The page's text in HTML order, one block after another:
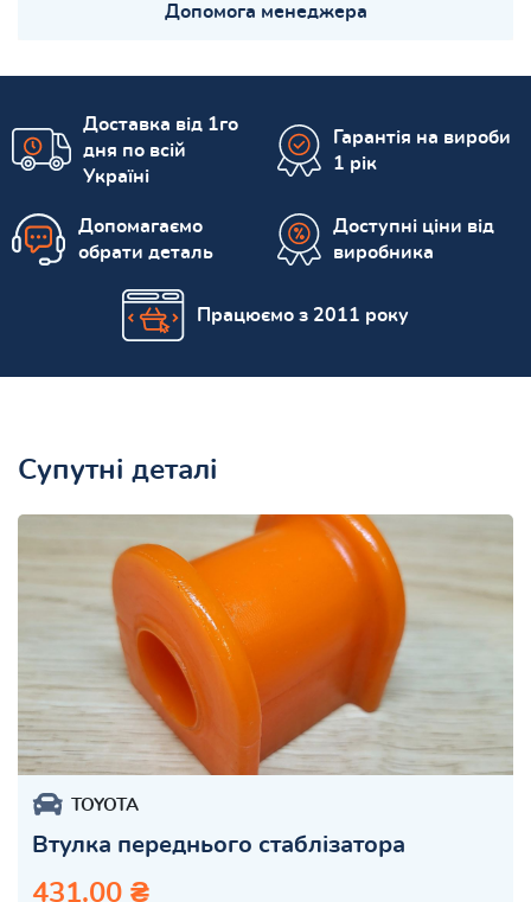
Допомога менеджера
Доставка від 1го
дня по всій
Україні
Гарантія на вироби
1 рік
Допомагаємо
обрати деталь
Доступні ціни від
виробника
Працюємо з 2011 року
Супутні деталі
TOYOTA
Втулка переднього стаблізатора
431.00 ₴